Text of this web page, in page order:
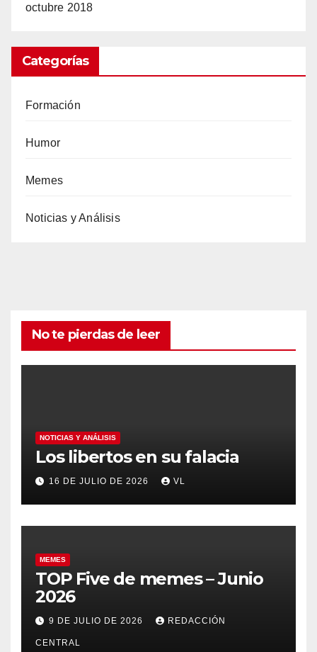
octubre 2018
Categorías
Formación
Humor
Memes
Noticias y Análisis
No te pierdas de leer
NOTICIAS Y ANÁLISIS
Los libertos en su falacia
16 DE JULIO DE 2026 VL
MEMES
TOP Five de memes – Junio
2026
9 DE JULIO DE 2026 REDACCIÓN
CENTRAL